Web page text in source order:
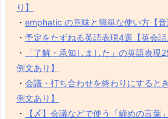
り】
・emphatic の意味と簡単な使い方【音
・予定をたずねる英語表現4選【英会話
・
「了解・承知しました」の英語表現
例文あり】
・会議・打ち合わせを終わりにすると
例文あり】
・
【〆】会議などで使う「締めの言葉